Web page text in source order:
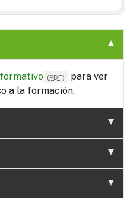
(PDF)
para ver
a la formación.